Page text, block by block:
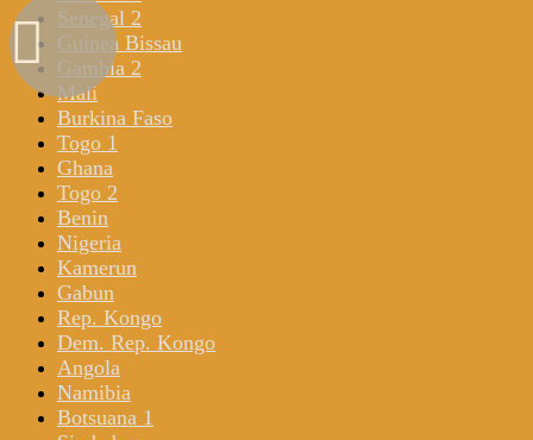
Senegal 2
Guinea Bissau
Gambia 2
Mali
Burkina Faso
Togo 1
Ghana
Togo 2
Benin
Nigeria
Kamerun
Gabun
Rep. Kongo
Dem. Rep. Kongo
Angola
Namibia
Botsuana 1